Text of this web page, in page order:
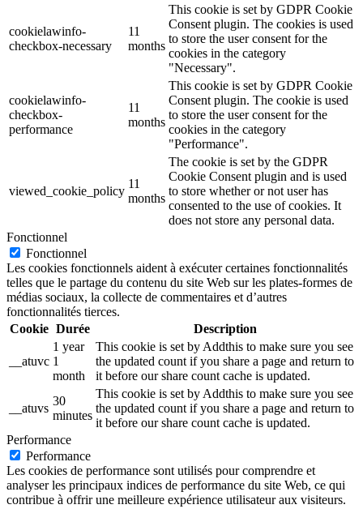
cookielawinfo-
checkbox-necessary
11
months
This cookie is set by GDPR Cookie
Consent plugin. The cookies is used
to store the user consent for the
cookies in the category
"Necessary".
cookielawinfo-
checkbox-
performance
11
months
This cookie is set by GDPR Cookie
Consent plugin. The cookie is used
to store the user consent for the
cookies in the category
"Performance".
viewed_cookie_policy
11
months
The cookie is set by the GDPR
Cookie Consent plugin and is used
to store whether or not user has
consented to the use of cookies. It
does not store any personal data.
Fonctionnel
Fonctionnel
Les cookies fonctionnels aident à exécuter certaines fonctionnalités
telles que le partage du contenu du site Web sur les plates-formes de
médias sociaux, la collecte de commentaires et d’autres
fonctionnalités tierces.
Cookie Durée Description
__atuvc
1 year
1
month
This cookie is set by Addthis to make sure you see
the updated count if you share a page and return to
it before our share count cache is updated.
__atuvs
30
minutes
This cookie is set by Addthis to make sure you see
the updated count if you share a page and return to
it before our share count cache is updated.
Performance
Performance
Les cookies de performance sont utilisés pour comprendre et
analyser les principaux indices de performance du site Web, ce qui
contribue à offrir une meilleure expérience utilisateur aux visiteurs.